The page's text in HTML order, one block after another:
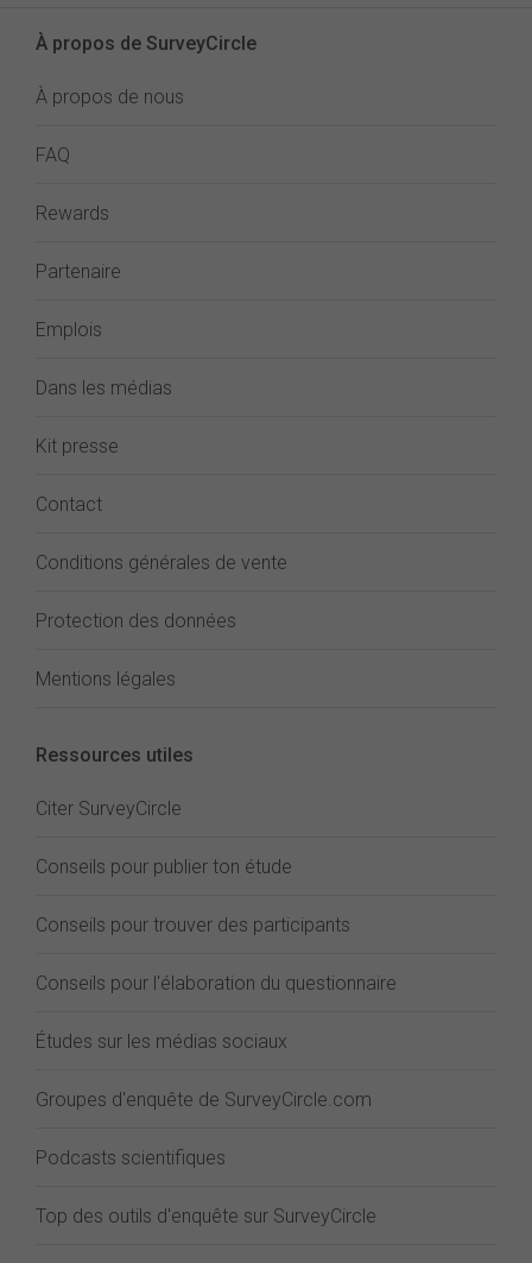
À propos de SurveyCircle
À propos de nous
FAQ
Rewards
Partenaire
Emplois
Dans les médias
Kit presse
Contact
Conditions générales de vente
Protection des données
Mentions légales
Ressources utiles
Citer SurveyCircle
Conseils pour publier ton étude
Conseils pour trouver des participants
Conseils pour l'élaboration du questionnaire
Études sur les médias sociaux
Groupes d'enquête de SurveyCircle.com
Podcasts scientifiques
Top des outils d'enquête sur SurveyCircle